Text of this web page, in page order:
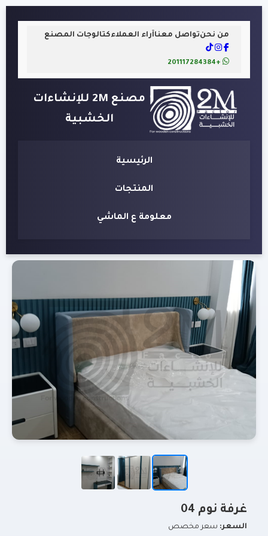
من نحنتواصل معناآراء العملاءكتالوجات المصنع
+201117284384
مصنع 2M للإنشاءات
الخشبية
الرئيسية
المنتجات
معلومة ع الماشي
غرفة نوم 04
السعر: سعر مخصص